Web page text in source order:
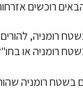
רומניה,
רומניה או
בשטח רומניה